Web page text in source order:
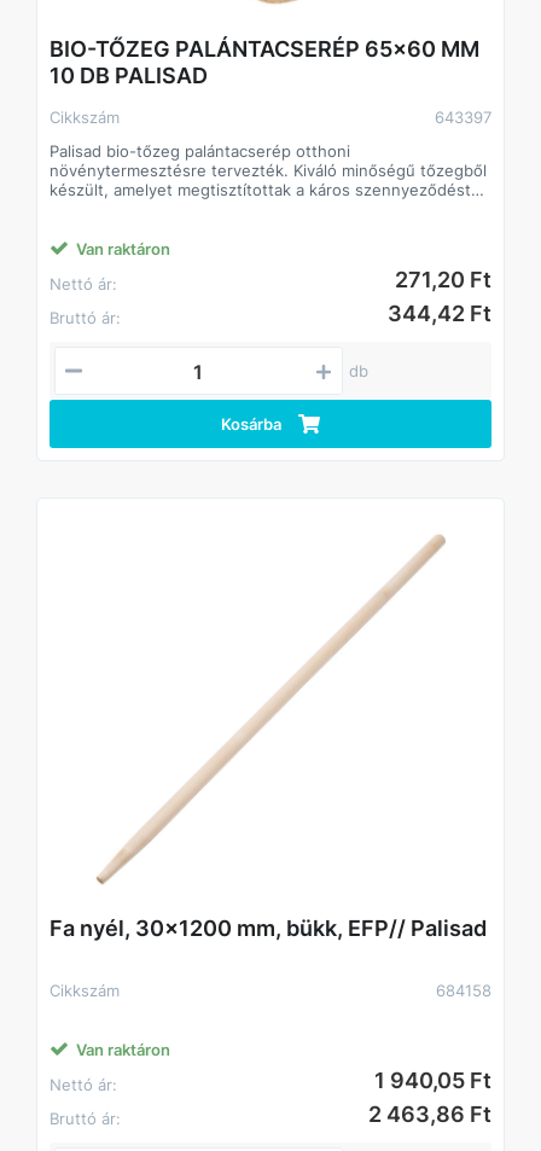
BIO-TŐZEG PALÁNTACSERÉP 65x60 MM
10 DB PALISAD
Cikkszám
643397
Palisad bio-tőzeg palántacserép otthoni
növénytermesztésre tervezték. Kiváló minőségű tőzegből
készült, amelyet megtisztítottak a káros szennyeződéstől.
oxigénellátásához.
Van raktáron
Nettó ár:
271,20 Ft
Bruttó ár: 344,42 Ft
db
Kosárba
Fa nyél, 30x1200 mm, bükk, EFP// Palisad
Cikkszám 684158
Van raktáron
Nettó ár:
1 940,05 Ft
Bruttó ár: 2 463,86 Ft